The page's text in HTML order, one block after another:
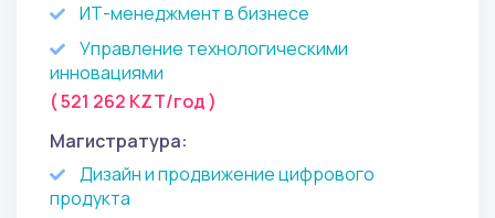
ИТ-менеджмент в бизнесе
Управление технологическими
инновациями
( 521 262 KZT/год )
Магистратура:
Дизайн и продвижение цифрового
продукта